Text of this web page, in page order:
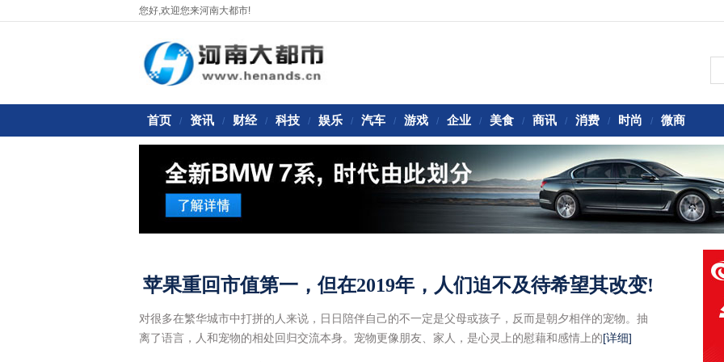
您好,欢迎您来河南大都市!
首页 / 资讯 / 财经 / 科技 / 娱乐 / 汽车 / 游戏 / 企业 / 美食 / 商讯 / 消费 / 时尚 / 微商
苹果重回市值第一，但在2019年，人们迫不及待希望其改变!
对很多在繁华城市中打拼的人来说，日日陪伴自己的不一定是父母或孩子，反而是朝夕相伴的宠物。抽
离了语言，人和宠物的相处回归交流本身。宠物更像朋友、家人，是心灵上的慰藉和感情上的[详细]